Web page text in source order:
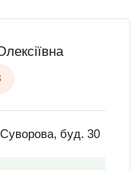
буд. 30